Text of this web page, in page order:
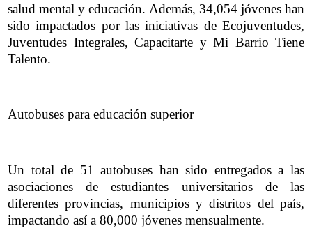
salud mental y educación. Además, 34,054 jóvenes han
sido impactados por las iniciativas de Ecojuventudes,
Juventudes Integrales, Capacitarte y Mi Barrio Tiene
Talento.
Autobuses para educación superior
Un total de 51 autobuses han sido entregados a las
asociaciones de estudiantes universitarios de las
diferentes provincias, municipios y distritos del país,
impactando así a 80,000 jóvenes mensualmente.